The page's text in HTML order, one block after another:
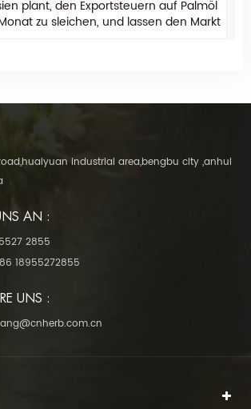
plant, den Exportsteuern auf Palmöl
zu sleichen, und lassen den Markt
industrial area,bengbu city ,anhui
AN :
2855
18955272855
UNS :